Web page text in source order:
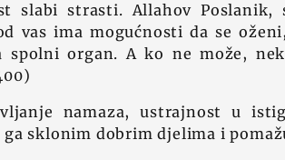
slabi strasti. Allahov Poslanik,
vas ima mogućnosti da se
spolni organ. A ko ne može,
namaza, ustrajnost u
sklonim dobrim djelima i